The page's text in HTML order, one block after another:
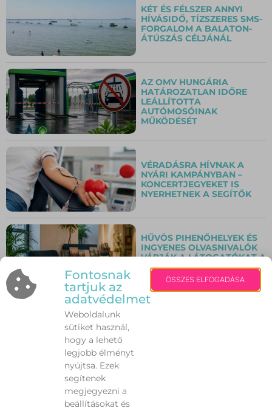
KÉT ÉS FÉLSZER ANNYI
HÍVÁSIDŐ, TÍZSZERES SMS-
FORGALOM A BALATON-
ÁTÚSZÁS CÉLJÁNÁL
AZ OMV HUNGÁRIA
HATÁROZATLAN IDŐRE
LEÁLLÍTOTTA
AUTÓMOSÓINAK
MŰKÖDÉSÉT
VÉRADÁSRA HÍVNAK A
NYÁRI KAMPÁNYBAN –
KONCERTJEGYEKET IS
NYERHETNEK A SEGÍTŐK
HŰVÖS PIHENŐHELYEK ÉS
INGYENES OLVASNIVALÓK
VÁRJÁK A LÁTOGATÓKAT A
SZENT ISTVÁN KIRÁLY
MÚZEUMBAN
Fontosnak
tartjuk az
adatvédelmet
Weboldalunk
sütiket használ,
hogy a lehető
legjobb élményt
nyújtsa. Ezek
segítenek
megjegyezni a
beállításokat és
ÖSSZES ELFOGADÁSA